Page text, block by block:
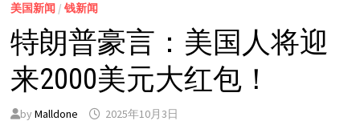
美国新闻/ 钱新闻
特朗普豪言：美国人将迎
来2000美元大红包！
by Malldone 2025年10月3日